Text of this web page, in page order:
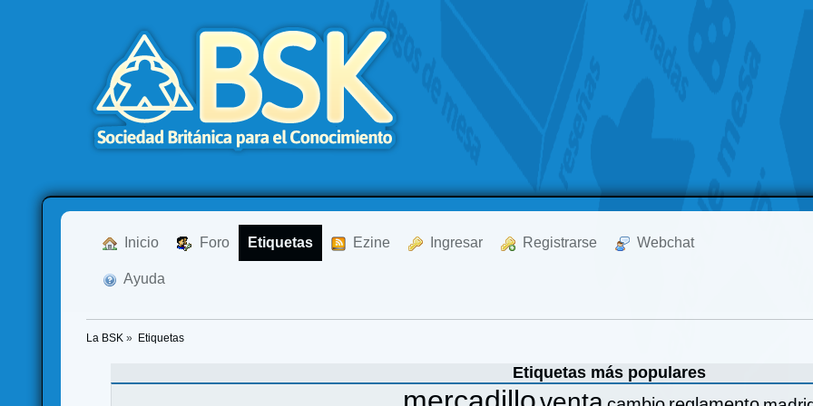
Inicio Foro Etiquetas Ezine Ingresar Registrarse Webchat
Ayuda
La BSK » Etiquetas
Etiquetas más populares